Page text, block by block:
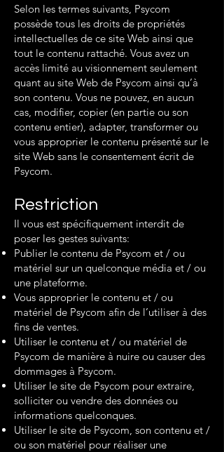
Selon les termes suivants, Psycom
possède tous les droits de propriétés
intellectuelles de ce site Web ainsi que
tout le contenu rattaché. Vous avez un
accès limité au visionnement seulement
quant au site Web de Psycom ainsi qu’à
son contenu. Vous ne pouvez, en aucun
cas, modifier, copier (en partie ou son
contenu entier), adapter, transformer ou
vous approprier le contenu présenté sur le
site Web sans le consentement écrit de
Psycom.
Restriction
Il vous est spécifiquement interdit de
poser les gestes suivants:
Publier le contenu de Psycom et / ou
matériel sur un quelconque média et / ou
une plateforme.
Vous approprier le contenu et / ou
matériel de Psycom afin de l’utiliser à des
fins de ventes.
Utiliser le contenu et / ou matériel de
Psycom de manière à nuire ou causer des
dommages à Psycom.
Utiliser le site de Psycom pour extraire,
solliciter ou vendre des données ou
informations quelconques.
Utiliser le site de Psycom, son contenu et /
ou son matériel pour réaliser une